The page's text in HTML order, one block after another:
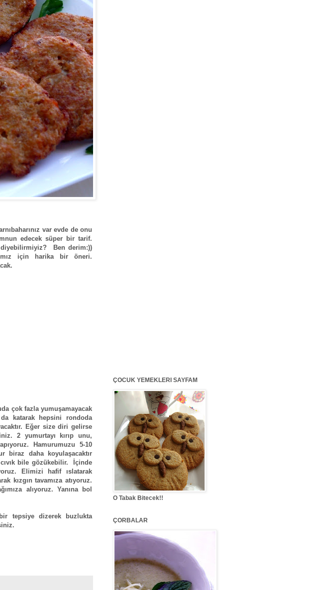
var evde de onu
edecek süper bir tarif.
diyebilirmiyiz? Ben derim:))
için harika bir öneri.
çok fazla yumuşamayacak
katarak hepsini rondoda
Eğer size diri gelirse
2 yumurtayı kırıp unu,
Hamurumuzu 5-10
biraz daha koyulaşacaktır
bile gözükebilir. İçinde
Elimizi hafif ıslatarak
kızgın tavamıza atıyoruz.
alıyoruz. Yanına bol
tepsiye dizerek buzlukta
ÇOCUK YEMEKLERI SAYFAM
O Tabak Bitecek!!
ÇORBALAR